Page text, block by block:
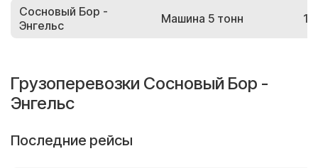
Сосновый Бор -
Энгельс
Машина 5 тонн
Грузоперевозки Сосновый Бор -
Энгельс
Последние рейсы